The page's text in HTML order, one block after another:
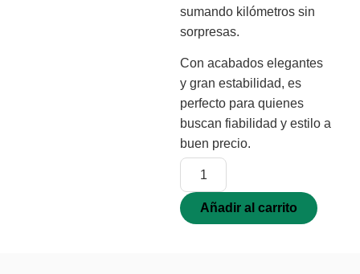
sumando kilómetros sin
sorpresas.
Con acabados elegantes
y gran estabilidad, es
perfecto para quienes
buscan fiabilidad y estilo a
buen precio.
Añadir al carrito